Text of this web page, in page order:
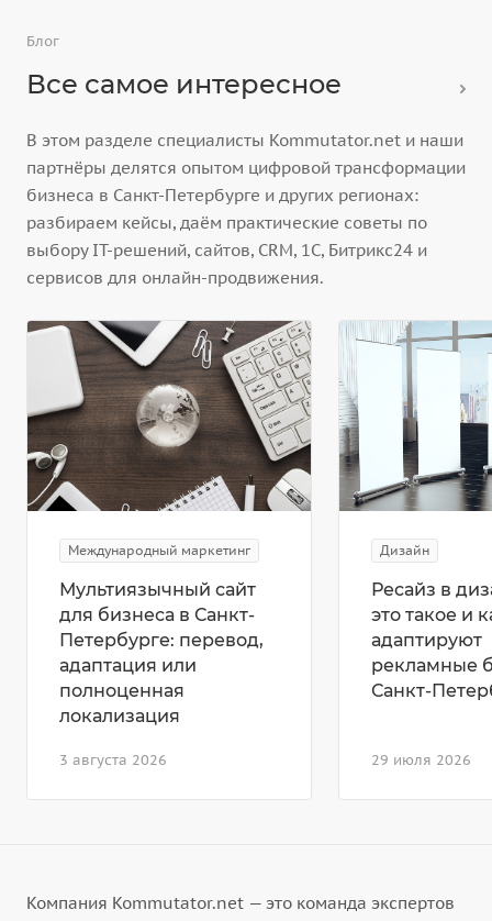
Блог
Все самое интересное
В этом разделе специалисты Kommutator.net и наши
партнёры делятся опытом цифровой трансформации
бизнеса в Санкт-Петербурге и других регионах:
разбираем кейсы, даём практические советы по
выбору IT-решений, сайтов, CRM, 1С, Битрикс24 и
сервисов для онлайн-продвижения.
Международный маркетинг
3 августа 2026
Мультиязычный сайт
для бизнеса в Санкт-
Петербурге: перевод,
адаптация или
полноценная
локализация
Дизайн
29 июля 2026
Ресайз в
это такое и
адаптируют
рекламные
Санкт-
Компания Kommutator.net — это команда экспертов